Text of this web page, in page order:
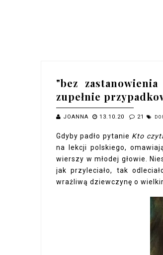
"bez
zupełnie
JOANNA 13.10.20 21
Gdyby padło pytanie Kto
na lekcji polskiego,
wierszy w młodej głowie.
jak przyleciało, tak
wrażliwą dziewczynę o